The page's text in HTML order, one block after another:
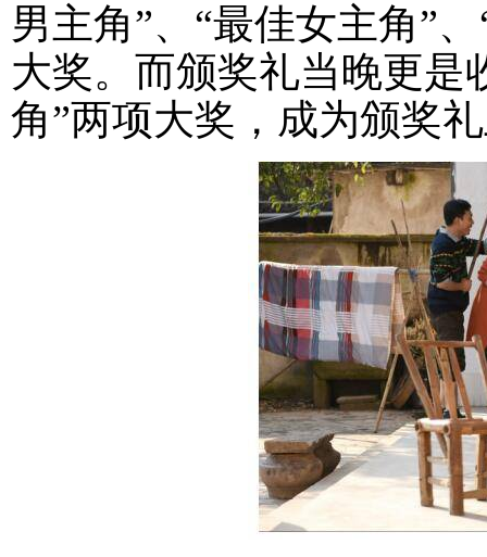
男主角”、“最佳女主角”
大奖。而颁奖礼当晚更是
角”两项大奖，成为颁奖